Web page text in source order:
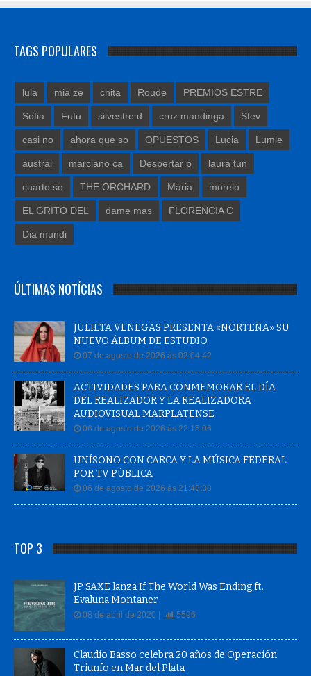
Sofia Fufu silvestre d cruz mandinga Stev
casi no ahora que so OPUESTOS Lucia Lumie
austral marciano ca Despertar p laura tun
cuarto so THE ORCHARD Maria morelo
EL GRITO DEL dame mas FLORENCIA C
Dia mundi
NUEVO ÁLBUM DE ESTUDIO
07 de agosto de 2026 às 02:04:42
ACTIVIDADES PARA CONMEMORAR EL DÍA
DEL REALIZADOR Y LA REALIZADORA
AUDIOVISUAL MARPLATENSE
06 de agosto de 2026 às 22:15:06
UNÍSONO CON CARCA Y LA MÚSICA FEDERAL
POR TV PÚBLICA
06 de agosto de 2026 às 21:48:38
Evaluna Montaner
08 de abril de 2020 |
Claudio Basso celebra 20 años de Operación
Triunfo en Mar del Plata
26 de marzo de 2024 | 4626